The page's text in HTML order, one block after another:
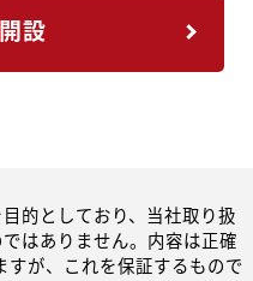
設
的としており、当社取り扱
はありません。内容は正確
すが、これを保証するもので